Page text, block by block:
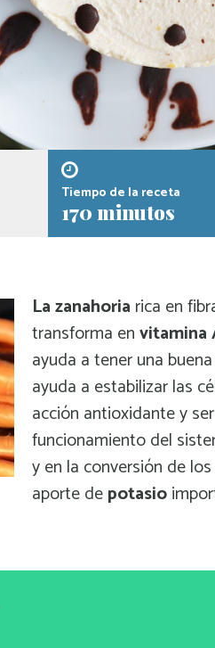
Tiempo de la receta
170 minutos
La zanahoria rica en
transforma envitamina
ayuda a tener una
ayuda a estabilizar las
acción antioxidante y
funcionamiento del
y en la conversión de
aporte depotasio